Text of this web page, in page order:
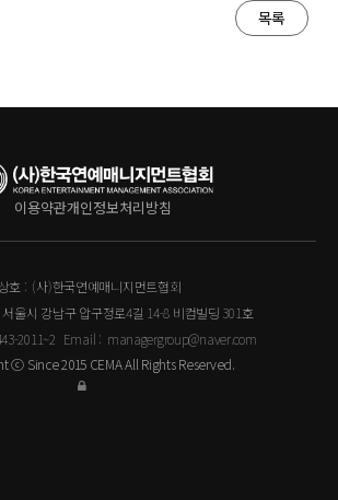
목록
이용약관개인정보처리방침
상호 : (사)한국연예매니지먼트협회
서울시 강남구 압구정로4길 14-8 비컴빌딩 301호
2011~2 Email : managergroup@naver.com
ⓒ Since 2015 CEMA All Rights Reserved.